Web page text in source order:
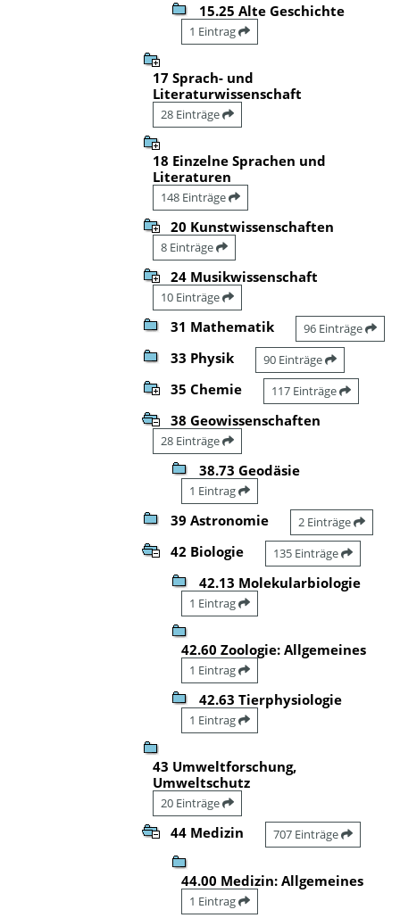
15.25 Alte Geschichte
1 Eintrag
17 Sprach- und
Literaturwissenschaft
28 Einträge
18 Einzelne Sprachen und
Literaturen
148 Einträge
20 Kunstwissenschaften
8 Einträge
24 Musikwissenschaft
10 Einträge
31 Mathematik 96 Einträge
33 Physik 90 Einträge
35 Chemie 117 Einträge
38 Geowissenschaften
28 Einträge
38.73 Geodäsie
1 Eintrag
39 Astronomie 2 Einträge
42 Biologie 135 Einträge
42.13 Molekularbiologie
1 Eintrag
42.60 Zoologie: Allgemeines
1 Eintrag
42.63 Tierphysiologie
1 Eintrag
43 Umweltforschung,
Umweltschutz
20 Einträge
44 Medizin 707 Einträge
44.00 Medizin: Allgemeines
1 Eintrag